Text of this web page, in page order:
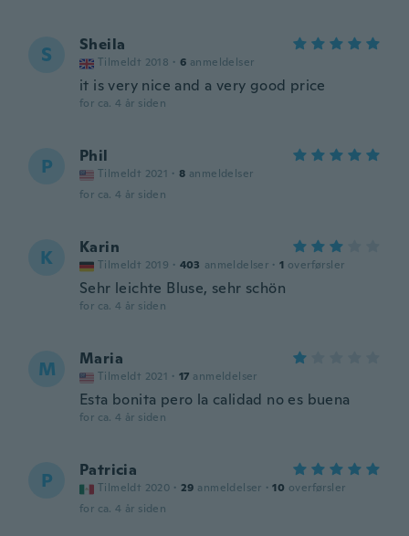
S Sheila
Tilmeldt 2018 · 6 anmeldelser
it is very nice and a very good price
for ca. 4 år siden
P Phil
Tilmeldt 2021 · 8 anmeldelser
for ca. 4 år siden
K Karin
Tilmeldt 2019 · 403 anmeldelser · 1 overførsler
Sehr leichte Bluse, sehr schön
for ca. 4 år siden
M Maria
Tilmeldt 2021 · 17 anmeldelser
Esta bonita pero la calidad no es buena
for ca. 4 år siden
P Patricia
Tilmeldt 2020 · 29 anmeldelser · 10 overførsler
for ca. 4 år siden